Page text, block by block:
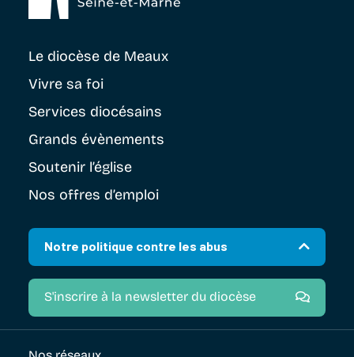
Le diocèse de Meaux
Vivre sa foi
Services diocésains
Grands évènements
Soutenir l’église
Nos offres d’emploi
Notre politique contre les abus
S'inscrire à la newsletter du diocèse